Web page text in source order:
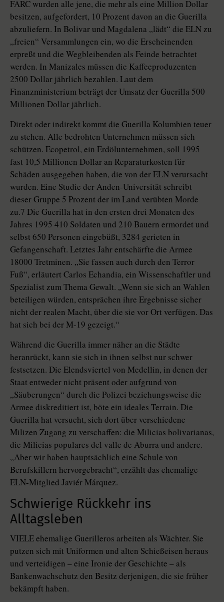
FARC wurden alle jene, die mehr als eine Million Dollar
besitzen, aufgefordert, 10 Prozent davon an die Guerilla
abzuliefern. In Bolivar und Magdalena „lädt“ die ELN zu
„freien“ Versammlungen ein, wo die Erscheinenden
erpreßt und die Wegbleibenden als Feinde betrachtet
werden. In Manizales müssen die Kaffeeproduzenten
2500 Dollar jährlich bezahlen. Laut dem
Finanzministerium beträgt der Umsatz der Guerilla 500
Millionen Dollar jährlich.
Direkt oder indirekt kommt die Guerilla Kolumbien teuer
zu stehen. Alle bedrohten Unternehmen müssen sich
schützen. Ecopetrol, ein Erdölunternehmen, soll 1995
fast 10,5 Millionen Dollar an Reparaturkosten für
Schäden ausgegeben haben, die von der ELN verursacht
wurden. Eine Studie der Anden-Universität schreibt
dieser Gruppe 5 Prozent der im Land verübten Morde
zu.7 Die Guerilla hat in den ersten drei Monaten des
Jahres 1995 410 Soldaten und 210 Bauern ermordet und
selbst 650 Personen eingebüßt, 3284 gerieten in
Gefangenschaft. Letztes Jahr entschärfte die Armee
18000 Tretminen. „Sie fassen auch durch den Terror
Fuß“, erläutert Carlos Echandia, ein Wissenschaftler und
Spezialist zum Thema Gewalt. „Wenn sie sich an Wahlen
beteiligen würden, entsprächen ihre Ergebnisse sicher
nicht der realen Macht, über die sie vor Ort verfügen. Das
hat sich bei der M-19 gezeigt.“
Während die Guerilla immer näher an die Städte
heranrückt, kann sie sich in ihnen selbst nur schwer
festsetzen. Die Elendsviertel von Medellin, in denen der
Staat entweder nicht präsent oder aufgrund von
„Säuberungen“ durch die Polizei beziehungsweise die
Armee diskreditiert ist, böte ein ideales Terrain. Die
Guerilla hat versucht, sich dort über verschiedene
Milizen Zugang zu verschaffen: die Milicias bolivarianas,
die Milicias populares del valle de Aburra und andere.
„Aber wir haben hauptsächlich eine Schule von
Berufskillern hervorgebracht“, erzählt das ehemalige
ELN-Mitglied Javiér Márquez.
Schwierige Rückkehr ins
Alltagsleben
VIELE ehemalige Guerilleros arbeiten als Wächter. Sie
putzen sich mit Uniformen und alten Schießeisen heraus
und verteidigen – eine Ironie der Geschichte – als
Bankenwachschutz den Besitz derjenigen, die sie früher
bekämpft haben.